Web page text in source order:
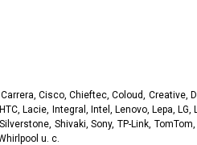
Cisco, Chieftec, Coloud, Creative,
Lacie, Integral, Intel, Lenovo, Lepa, LG,
Shivaki, Sony, TP-Link, TomTom,
u. c.